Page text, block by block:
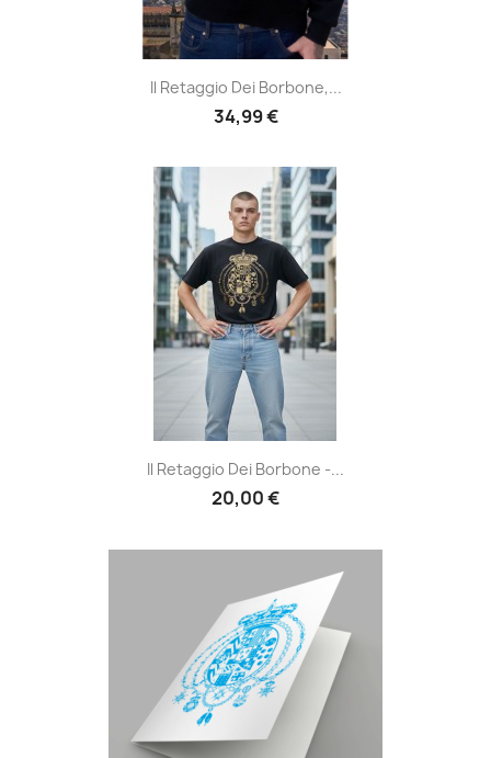
Il Retaggio Dei Borbone,...
34,99 €
Il Retaggio Dei Borbone -...
20,00 €